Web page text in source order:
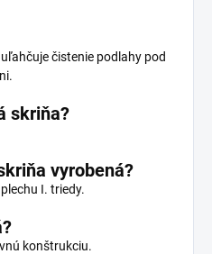
čistenie podlahy pod
skriňa?
vyrobená?
I. triedy.
konštrukciu.